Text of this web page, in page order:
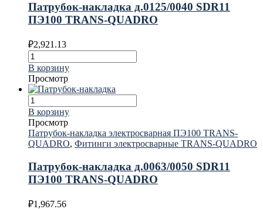
Патрубок-накладка д.0125/0040 SDR11
ПЭ100 TRANS-QUADRO
₽2,921.13
В корзину
Просмотр
В корзину
Просмотр
Патрубок-накладка электросварная ПЭ100 TRANS-
QUADRO, Фитинги электросварные TRANS-QUADRO
Патрубок-накладка д.0063/0050 SDR11
ПЭ100 TRANS-QUADRO
₽1,967.56